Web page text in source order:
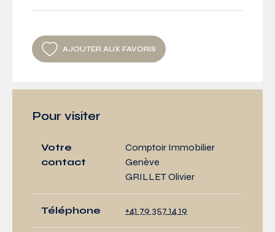
AJOUTER AUX FAVORIS
Pour visiter
Votre
contact
Comptoir Immobilier
Genève
GRILLET Olivier
Téléphone +41 79 357 14 19